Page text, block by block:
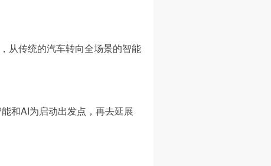
从传统的汽车转向全场景的智能
和AI为启动出发点，再去延展